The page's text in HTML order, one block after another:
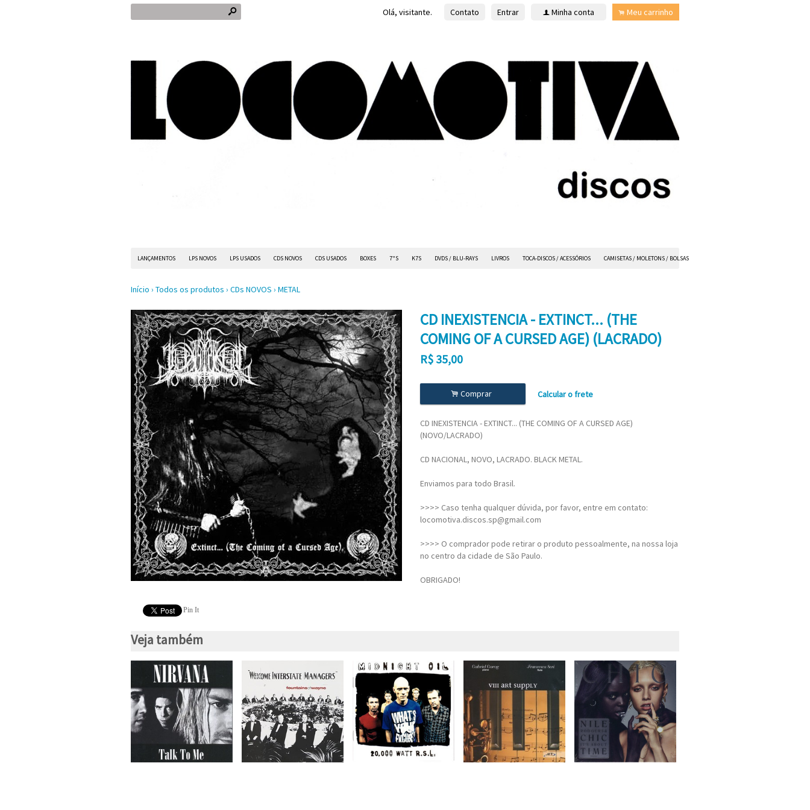
s Olá, visitante. Contato Entrar f Minha conta . Meu carrinho
LANÇAMENTOS LPS NOVOS LPS USADOS CDS NOVOS CDS USADOS BOXES 7"S K7S DVDS / BLU-RAYS LIVROS TOCA-DISCOS / ACESSÓRIOS CAMISETAS / MOLETONS / BOLSAS
Início › Todos os produtos › CDs NOVOS › METAL
Pin It
CD INEXISTENCIA - EXTINCT... (THE
COMING OF A CURSED AGE) (LACRADO)
R$ 35,00
. Comprar Calcular o frete
CD INEXISTENCIA - EXTINCT... (THE COMING OF A CURSED AGE)
(NOVO/LACRADO)
CD NACIONAL, NOVO, LACRADO. BLACK METAL.
Enviamos para todo Brasil.
>>>> Caso tenha qualquer dúvida, por favor, entre em contato:
locomotiva.discos.sp@gmail.com
>>>> O comprador pode retirar o produto pessoalmente, na nossa loja
no centro da cidade de São Paulo.
OBRIGADO!
Veja também